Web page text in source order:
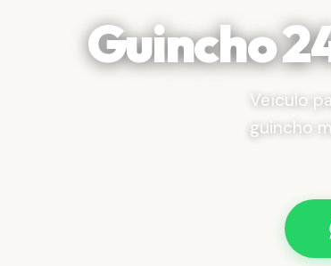
Guincho
Veículo
guincho